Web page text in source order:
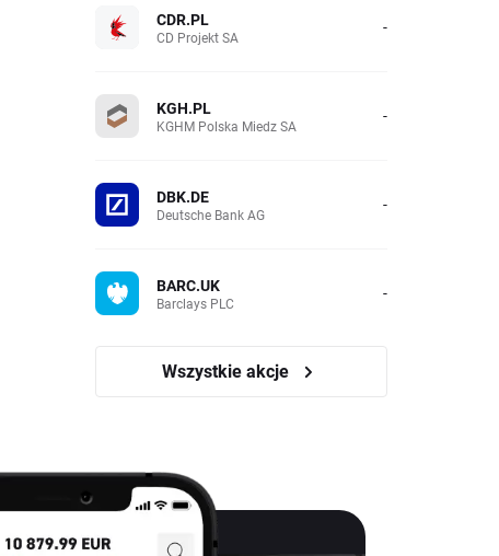
CDR.PL
CD Projekt SA -
KGH.PL
KGHM Polska Miedz SA -
DBK.DE
Deutsche Bank AG -
BARC.UK
Barclays PLC -
Wszystkie akcje